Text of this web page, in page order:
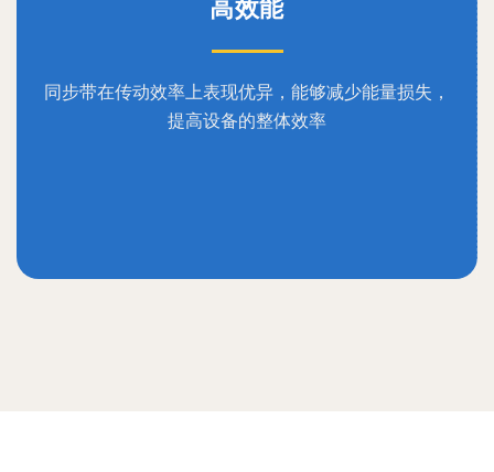
高效能
同步带在传动效率上表现优异，能够减少能量损失，
提高设备的整体效率